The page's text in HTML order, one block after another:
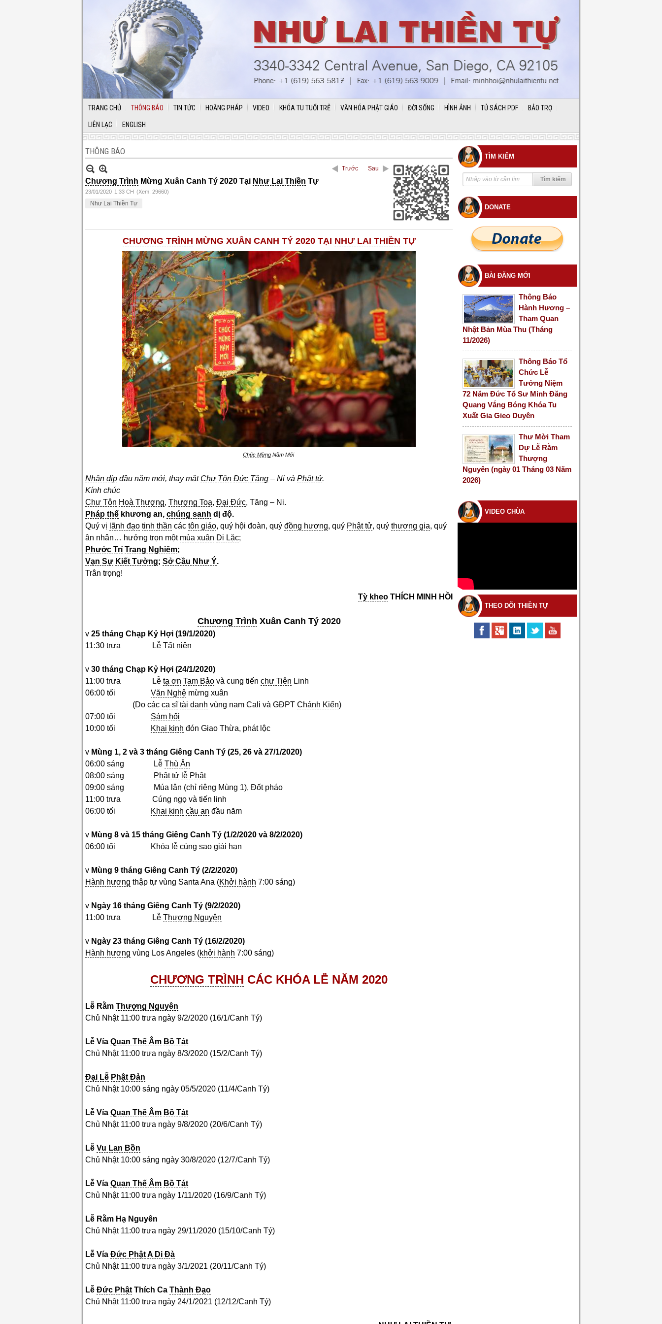
TRANG CHỦ THÔNG BÁO TIN TỨC HOẰNG PHÁP VIDEO KHÓA TU TUỔI TRẺ VĂN HÓA PHẬT GIÁO ĐỜI SỐNG HÌNH ẢNH TỦ SÁCH PDF BẢO TRỢ
LIÊN LẠC ENGLISH
THÔNG BÁO
Trước Sau
Chương Trình Mừng Xuân Canh Tý 2020 Tại Như Lai Thiền Tự
23/01/2020 1:33 CH (Xem: 29660)
Như Lai Thiền Tự
CHƯƠNG TRÌNH MỪNG XUÂN CANH TÝ 2020 TẠI NHƯ LAI THIỀN TỰ
Chúc MừngNăm Mới
Nhân dịp đầu năm mới, thay mặt Chư Tôn Đức Tăng – Ni và Phật tử.
Kính chúc
Chư Tôn Hoà Thượng, Thượng Toạ, Đại Đức, Tăng – Ni.
Pháp thể khương an, chúng sanh dị độ.
Quý vị lãnh đạo tinh thần các tôn giáo, quý hội đoàn, quý đồng hương, quý Phật tử, quý thương gia, quý
ân nhân… hưởng trọn một mùa xuân Di Lặc;
Phước Trí Trang Nghiêm;
Vạn Sự Kiết Tường; Sở Cầu Như Ý.
Trân trọng!
Tỳ kheo THÍCH MINH HỒI
Chương Trình Xuân Canh Tý 2020
v 25 tháng Chạp Kỷ Hợi (19/1/2020)
11:30 trưa Lễ Tất niên
v 30 tháng Chạp Kỷ Hợi (24/1/2020)
11:00 trưa Lễ tạ ơn Tam Bảo và cung tiến chư Tiên Linh
06:00 tối Văn Nghệ mừng xuân
(Do các ca sĩ tài danh vùng nam Cali và GĐPT Chánh Kiến)
07:00 tối Sám hối
10:00 tối
Khai kinh đón Giao Thừa, phát lộc
v Mùng 1, 2 và 3 tháng Giêng Canh Tý (25, 26 và 27/1/2020)
06:00 sáng Lễ Thù Ân
08:00 sáng
Phật tử lễ Phật
09:00 sáng Múa lân (chỉ riêng Mùng 1), Đốt pháo
11:00 trưa Cúng ngọ và tiến linh
06:00 tối
Khai kinh cầu an đầu năm
v Mùng 8 va 15 tháng Giêng Canh Tý (1/2/2020 va 8/2/2020)
06:00 tối Khóa lễ cúng sao giải hạn
v Mùng 9 tháng Giêng Canh Tý (2/2/2020)
Hành hương thập tự vùng Santa Ana (Khởi hành 7:00 sáng)
v Ngày 16 tháng Giêng Canh Tý (9/2/2020)
11:00 trưa Lễ Thượng Nguyên
v Ngày 23 tháng Giêng Canh Tý (16/2/2020)
Hành hương vùng Los Angeles (khởi hành 7:00 sáng)
CHƯƠNG TRÌNH CÁC KHÓA LỄ NĂM 2020
Lễ Rằm Thượng Nguyên
Chủ Nhật 11:00 trưa ngày 9/2/2020 (16/1/Canh Tý)
Lễ Vía Quan Thế Âm Bồ Tát
Chủ Nhật 11:00 trưa ngày 8/3/2020 (15/2/Canh Tý)
Đại Lễ Phật Đản
Chủ Nhật 10:00 sáng ngày 05/5/2020 (11/4/Canh Tý)
Lễ Vía Quan Thế Âm Bồ Tát
Chủ Nhật 11:00 trưa ngày 9/8/2020 (20/6/Canh Tý)
Lễ Vu Lan Bồn
Chủ Nhật 10:00 sáng ngày 30/8/2020 (12/7/Canh Tý)
Lễ Vía Quan Thế Âm Bồ Tát
Chủ Nhật 11:00 trưa ngày 1/11/2020 (16/9/Canh Tý)
Lễ Rằm Hạ Nguyên
Chủ Nhật 11:00 trưa ngày 29/11/2020 (15/10/Canh Tý)
Lễ Vía Đức PhậtA Di Đà
Chủ Nhật 11:00 trưa ngày 3/1/2021 (20/11/Canh Tý)
Lễ Đức Phật Thích Ca Thành Đạo
Chủ Nhật 11:00 trưa ngày 24/1/2021 (12/12/Canh Tý)
TÌM KIẾM
DONATE
BÀI ĐĂNG MỚI
Thông Báo
Hành Hương –
Tham Quan
Nhật Bản Mùa Thu (Tháng
11/2026)
Thông Báo Tổ
Chức Lễ
Tưởng Niệm
72 Năm Đức Tổ Sư Minh Đăng
Quang Vắng Bóng Khóa Tu
Xuất Gia Gieo Duyên
Thư Mời Tham
Dự Lễ Rằm
Thượng
Nguyên (ngày 01 Tháng 03 Năm
2026)
VIDEO CHÙA
THEO DÕI THIỀN TỰ